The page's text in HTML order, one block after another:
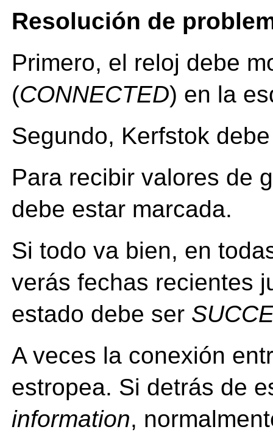
Resolución de
Primero, el reloj debe
(CONNECTED) en la
Segundo, Kerfstok
Para recibir valores de
debe estar marcada.
Si todo va bien, en
verás fechas recientes
estado debe ser
A veces la conexión
estropea. Si detrás de
information,